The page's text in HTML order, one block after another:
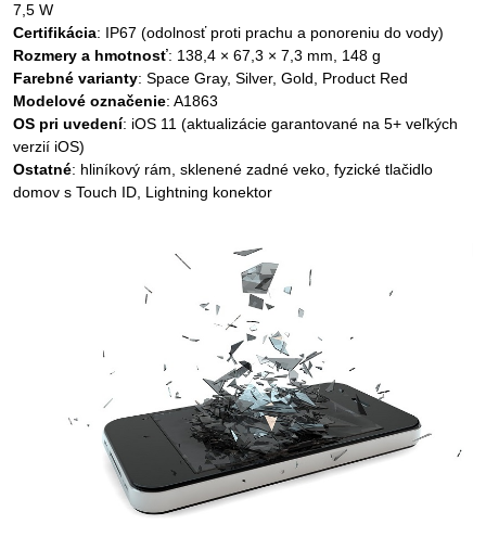
7,5 W
Certifikácia: IP67 (odolnosť proti prachu a ponoreniu do vody)
Rozmery a hmotnosť: 138,4 × 67,3 × 7,3 mm, 148 g
Farebné varianty: Space Gray, Silver, Gold, Product Red
Modelové označenie: A1863
OS pri uvedení: iOS 11 (aktualizácie garantované na 5+ veľkých
verzií iOS)
Ostatné: hliníkový rám, sklenené zadné veko, fyzické tlačidlo
domov s Touch ID, Lightning konektor